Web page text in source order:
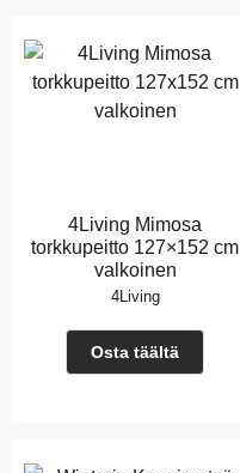
4Living Mimosa
torkkupeitto 127×152 cm
valkoinen
4Living
Osta täältä